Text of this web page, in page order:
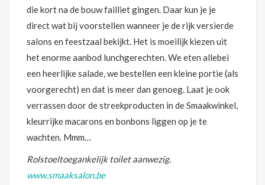
die kort na de bouw failliet gingen. Daar kun je je
direct wat bij voorstellen wanneer je de rijk versierde
salons en feestzaal bekijkt. Het is moeilijk kiezen uit
het enorme aanbod lunchgerechten. We eten allebei
een heerlijke salade, we bestellen een kleine portie (als
voorgerecht) en dat is meer dan genoeg. Laat je ook
verrassen door de streekproducten in de Smaakwinkel,
kleurrijke macarons en bonbons liggen op je te
wachten. Mmm…
Rolstoeltoegankelijk toilet aanwezig.
www.smaaksalon.be